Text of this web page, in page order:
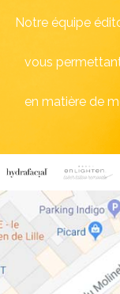
Notre équipe
vous
en matière de